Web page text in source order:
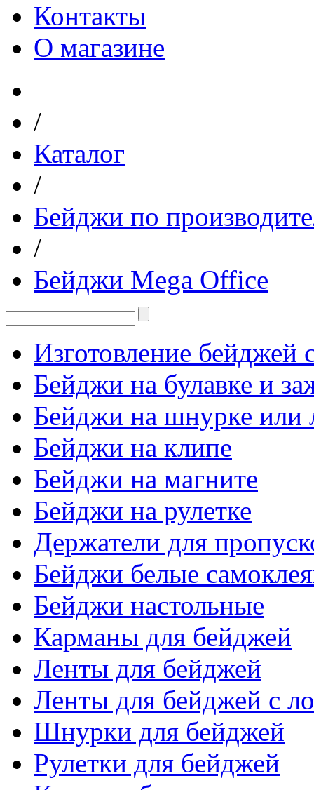
Контакты
О магазине
/
Каталог
/
Бейджи по
/
Бейджи Mega Office
Изготовление бейджей
Бейджи на булавке и
Бейджи на шнурке или
Бейджи на клипе
Бейджи на магните
Бейджи на рулетке
Держатели для
Бейджи белые
Бейджи настольные
Карманы для бейджей
Ленты для бейджей
Ленты для бейджей с
Шнурки для бейджей
Рулетки для бейджей